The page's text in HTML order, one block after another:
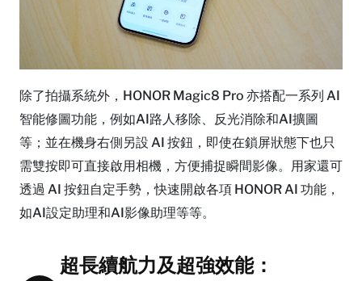
除了拍攝系統外，HONOR Magic8 Pro 亦搭配一系列 AI
智能修圖功能，例如AI路人移除、反光消除和AI擴圖
等；並在機身右側另設 AI 按鈕，即使在鎖屏狀態下也只
需雙按即可直接啟用相機，方便捕捉瞬間影像。用家還可
透過 AI 按鈕自定手勢，快速開啟各項 HONOR AI 功能，
如AI設定助理和AI影像助理等等。
超長續航力及超強效能：